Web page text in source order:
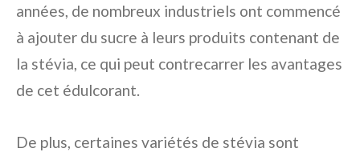
années, de nombreux industriels ont commencé
à ajouter du sucre à leurs produits contenant de
la stévia, ce qui peut contrecarrer les avantages
de cet édulcorant.
De plus, certaines variétés de stévia sont